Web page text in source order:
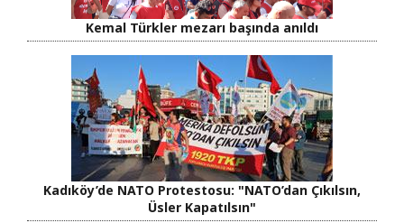
Kemal Türkler mezarı başında anıldı
Kadıköy’de NATO Protestosu: "NATO’dan Çıkılsın,
Üsler Kapatılsın"